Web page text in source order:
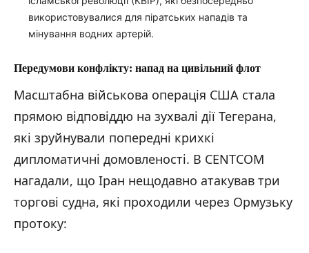
використовувалися для піратських нападів та
мінування водних артерій.
Передумови конфлікту: напад на цивільний флот
Масштабна військова операція США стала
прямою відповіддю на зухвалі дії Тегерана,
які зруйнували попередні крихкі
дипломатичні домовленості. В CENTCOM
нагадали, що Іран нещодавно атакував три
торгові судна, які проходили через Ормузьку
протоку: